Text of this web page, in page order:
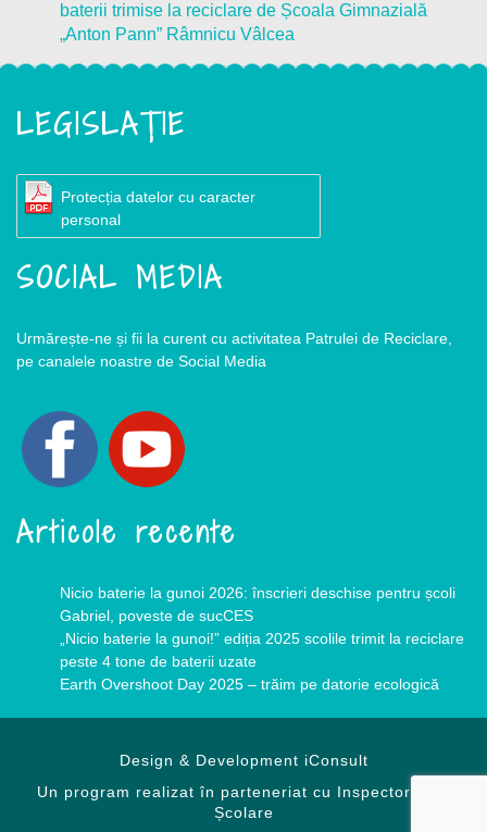
baterii trimise la reciclare de Școala Gimnazială
„Anton Pann” Râmnicu Vâlcea
LEGISLAȚIE
Protecția datelor cu caracter
personal
SOCIAL MEDIA
Urmărește-ne și fii la curent cu activitatea Patrulei de Reciclare,
pe canalele noastre de Social Media
Articole recente
Nicio baterie la gunoi 2026: înscrieri deschise pentru școli
Gabriel, poveste de sucCES
„Nicio baterie la gunoi!” ediția 2025 scolile trimit la reciclare
peste 4 tone de baterii uzate
Earth Overshoot Day 2025 – trăim pe datorie ecologică
Design & Development iConsult
Un program realizat în parteneriat cu Inspectoratele
Școlare